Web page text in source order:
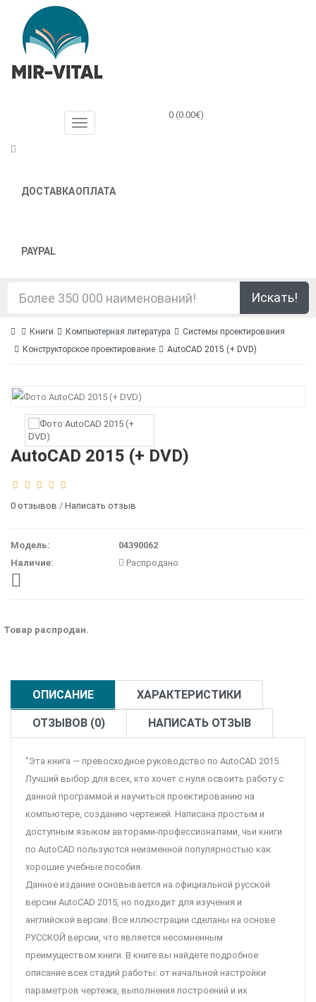
ДОСТАВКАОПЛАТА
PAYPAL
0 (0.00€)
Искать!
Книги Компьютерная литература
Системы проектирования
Конструкторское проектирование
AutoCAD 2015 (+ DVD)
AutoCAD 2015 (+ DVD)
0 отзывов / Написать отзыв
Модель:
04390062
Наличие:
Распродано
Товар распродан.
ОПИСАНИЕ ХАРАКТЕРИСТИКИ
ОТЗЫВОВ (0) НАПИСАТЬ ОТЗЫВ
"Эта книга — превосходное руководство по AutoCAD 2015.
Лучший выбор для всех, кто хочет с нуля освоить работу с
данной программой и научиться проектированию на
компьютере, созданию чертежей. Написана простым и
доступным языком авторами-профессионалами, чьи книги
по AutoCAD пользуются неизменной популярностью как
хорошие учебные пособия.
Данное издание основывается на официальной русской
версии AutoCAD 2015, но подходит для изучения и
английской версии. Все иллюстрации сделаны на основе
РУССКОЙ версии, что является несомненным
преимуществом книги. В книге вы найдете подробное
описание всех стадий работы: от начальной настройки
параметров чертежа, выполнения построений и их